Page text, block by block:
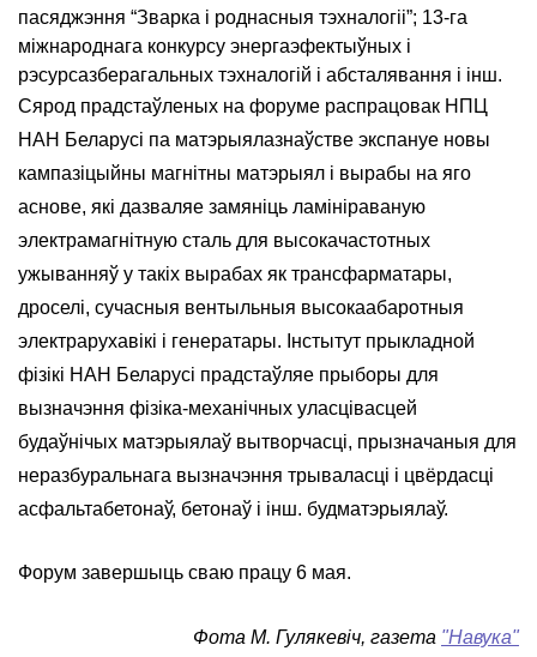
пасяджэння “Зварка і роднасныя тэхналогіі”; 13-га
міжнароднага конкурсу энергаэфектыўных і
рэсурсазберагальных тэхналогій і абсталявання і інш.
Сярод прадстаўленых на форуме распрацовак НПЦ
НАН Беларусі па матэрыялазнаўстве экспануе новы
кампазіцыйны магнітны матэрыял і вырабы на яго
аснове, які дазваляе замяніць ламініраваную
электрамагнітную сталь для высокачастотных
ужыванняў у такіх вырабах як трансфарматары,
дроселі, сучасныя вентыльныя высокаабаротныя
электрарухавікі і генератары. Інстытут прыкладной
фізікі НАН Беларусі прадстаўляе прыборы для
вызначэння фізіка-механічных уласцівасцей
будаўнічых матэрыялаў вытворчасці, прызначаныя для
неразбуральнага вызначэння трываласці і цвёрдасці
асфальтабетонаў, бетонаў і інш. будматэрыялаў.
Форум завершыць сваю працу 6 мая.
Фота М. Гулякевіч, газета "Навука"